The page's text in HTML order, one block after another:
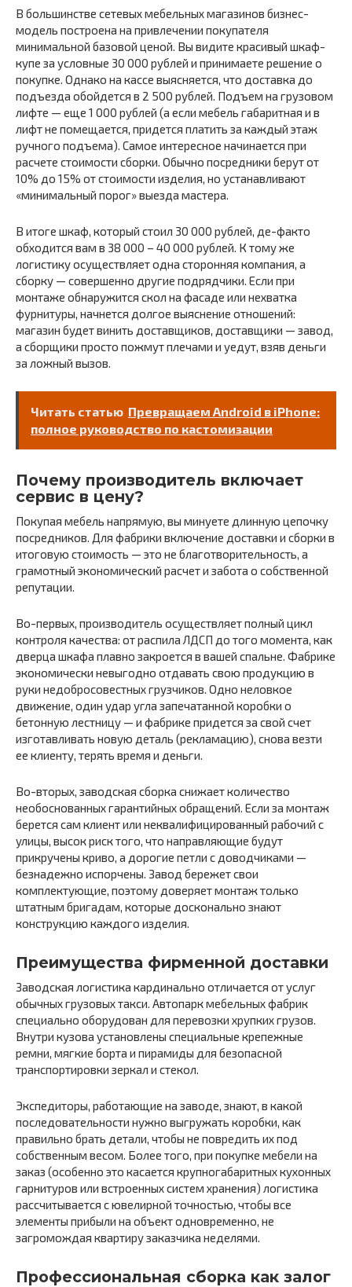
В большинстве сетевых мебельных магазинов бизнес-
модель построена на привлечении покупателя
минимальной базовой ценой. Вы видите красивый шкаф-
купе за условные 30 000 рублей и принимаете решение о
покупке. Однако на кассе выясняется, что доставка до
подъезда обойдется в 2 500 рублей. Подъем на грузовом
лифте — еще 1 000 рублей (а если мебель габаритная и в
лифт не помещается, придется платить за каждый этаж
ручного подъема). Самое интересное начинается при
расчете стоимости сборки. Обычно посредники берут от
10% до 15% от стоимости изделия, но устанавливают
«минимальный порог» выезда мастера.
В итоге шкаф, который стоил 30 000 рублей, де-факто
обходится вам в 38 000 – 40 000 рублей. К тому же
логистику осуществляет одна сторонняя компания, а
сборку — совершенно другие подрядчики. Если при
монтаже обнаружится скол на фасаде или нехватка
фурнитуры, начнется долгое выяснение отношений:
магазин будет винить доставщиков, доставщики — завод,
а сборщики просто пожмут плечами и уедут, взяв деньги
за ложный вызов.
Читать статью Превращаем Android в iPhone:
полное руководство по кастомизации
Почему производитель включает
сервис в цену?
Покупая мебель напрямую, вы минуете длинную цепочку
посредников. Для фабрики включение доставки и сборки в
итоговую стоимость — это не благотворительность, а
грамотный экономический расчет и забота о собственной
репутации.
Во-первых, производитель осуществляет полный цикл
контроля качества: от распила ЛДСП до того момента, как
дверца шкафа плавно закроется в вашей спальне. Фабрике
экономически невыгодно отдавать свою продукцию в
руки недобросовестных грузчиков. Одно неловкое
движение, один удар угла запечатанной коробки о
бетонную лестницу — и фабрике придется за свой счет
изготавливать новую деталь (рекламацию), снова везти
ее клиенту, терять время и деньги.
Во-вторых, заводская сборка снижает количество
необоснованных гарантийных обращений. Если за монтаж
берется сам клиент или неквалифицированный рабочий с
улицы, высок риск того, что направляющие будут
прикручены криво, а дорогие петли с доводчиками —
безнадежно испорчены. Завод бережет свои
комплектующие, поэтому доверяет монтаж только
штатным бригадам, которые досконально знают
конструкцию каждого изделия.
Преимущества фирменной доставки
Заводская логистика кардинально отличается от услуг
обычных грузовых такси. Автопарк мебельных фабрик
специально оборудован для перевозки хрупких грузов.
Внутри кузова установлены специальные крепежные
ремни, мягкие борта и пирамиды для безопасной
транспортировки зеркал и стекол.
Экспедиторы, работающие на заводе, знают, в какой
последовательности нужно выгружать коробки, как
правильно брать детали, чтобы не повредить их под
собственным весом. Более того, при покупке мебели на
заказ (особенно это касается крупногабаритных кухонных
гарнитуров или встроенных систем хранения) логистика
рассчитывается с ювелирной точностью, чтобы все
элементы прибыли на объект одновременно, не
загромождая квартиру заказчика неделями.
Профессиональная сборка как залог